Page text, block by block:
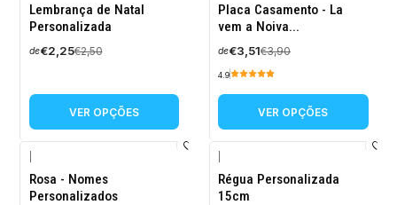
-10%
DESCONTO
Lembrança de Natal
Personalizada
de€2,25€2,50
VER OPÇÕES
-10%
DESCONTO
Placa Casamento - La
vem a Noiva...
de€3,51€3,90
4.9
VER OPÇÕES
-10%
DESCONTO
Rosa - Nomes
Personalizados
-10%
DESCONTO
Régua Personalizada
15cm